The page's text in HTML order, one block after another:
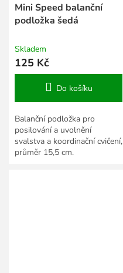
Mini Speed balanční
podložka šedá
Skladem
125 Kč
Do košíku
Balanční podložka pro
posilování a uvolnění
svalstva a koordinační cvičení,
průměr 15,5 cm.